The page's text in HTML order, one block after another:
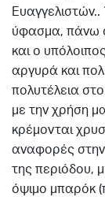
Ευαγγελιστών..
ύφασμα, πάνω
και ο
αργυρά και
πολυτέλεια στο
με την χρήση
κρέμονται
αναφορές στην
της περιόδου,
όψιμο μπαρόκ